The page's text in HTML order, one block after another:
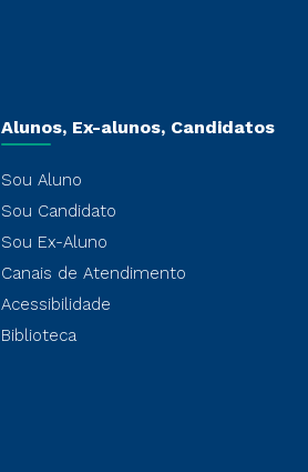
Alunos, Ex-alunos, Candidatos
Sou Aluno
Sou Candidato
Sou Ex-Aluno
Canais de Atendimento
Acessibilidade
Biblioteca